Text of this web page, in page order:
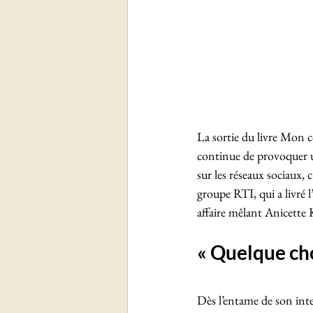
La sortie du livre Mon
continue de provoquer
sur les réseaux
groupe RTI, qui a livré
affaire mêlant Anicette
« Quelque
Dès l’entame de son